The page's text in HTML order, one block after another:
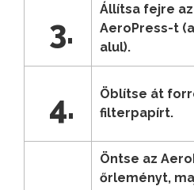
3.
Állítsa fejre
AeroPress-t
alul).
4.
Öblítse át
filterpapírt.
Öntse az
őrleményt,